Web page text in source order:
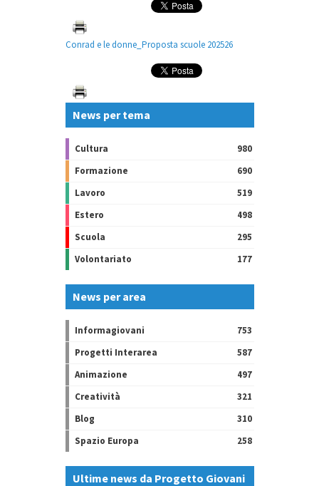
Conrad e le donne_Proposta scuole 202526
News per tema
Cultura
980
Formazione
690
Lavoro
519
Estero
498
Scuola
295
Volontariato
177
News per area
Informagiovani
753
Progetti Interarea
587
Animazione
497
Creatività
321
Blog
310
Spazio Europa
258
Ultime news da Progetto Giovani